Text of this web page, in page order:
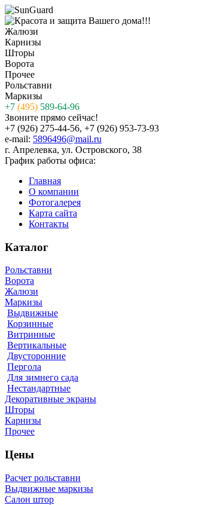
Жалюзи
Карнизы
Шторы
Ворота
Прочее
Рольставни
Маркизы
+7 (495) 589-64-96
Звоните прямо сейчас!
+7 (926) 275-44-56, +7 (926) 953-73-93
e-mail: 5896496@mail.ru
г. Апрелевка, ул. Островского, 38
График работы офиса:
Главная
О компании
Фотогалерея
Карта сайта
Контакты
Каталог
Рольставни
Ворота
Жалюзи
Маркизы
Выдвижные
Корзинные
Витринные
Вертикальные
Двусторонние
Пергола
Для зимнего сада
Нестандартные
Декоративные экраны
Шторы
Карнизы
Прочее
Цены
Расчет рольставни
Выдвижные маркизы
Салон штор